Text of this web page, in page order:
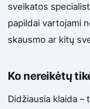
sveikatos
papildai vartojami
skausmo ar kitų
Ko nereikėtų
Didžiausia klaida